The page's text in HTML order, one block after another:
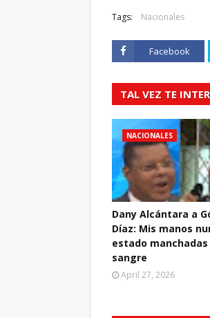
Tags: Nacionales
Facebook
TAL VEZ TE
NACIONALES
Dany Alcántara a
Díaz: Mis manos
estado manchadas
sangre
April 27, 2026